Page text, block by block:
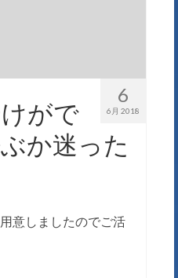
6
6月 2018
がで
か迷った
意しましたのでご活